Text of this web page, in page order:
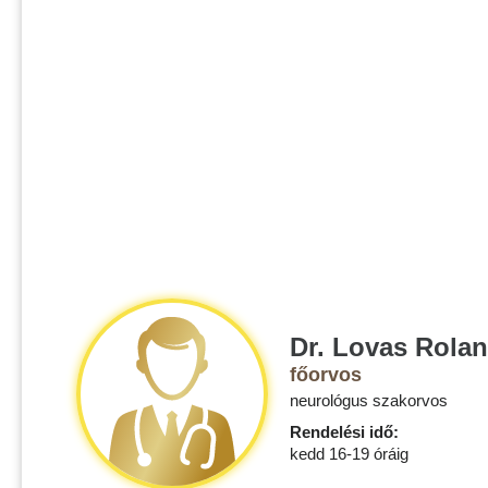
Dr. Lovas
főorvos
neurológus szakorvos
Rendelési idő:
kedd 16-19 óráig